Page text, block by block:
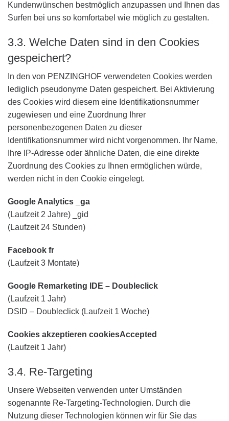
Kundenwünschen bestmöglich anzupassen und Ihnen das
Surfen bei uns so komfortabel wie möglich zu gestalten.
3.3. Welche Daten sind in den Cookies
gespeichert?
In den von PENZINGHOF verwendeten Cookies werden
lediglich pseudonyme Daten gespeichert. Bei Aktivierung
des Cookies wird diesem eine Identifikationsnummer
zugewiesen und eine Zuordnung Ihrer
personenbezogenen Daten zu dieser
Identifikationsnummer wird nicht vorgenommen. Ihr Name,
Ihre IP-Adresse oder ähnliche Daten, die eine direkte
Zuordnung des Cookies zu Ihnen ermöglichen würde,
werden nicht in den Cookie eingelegt.
Google Analytics _ga
(Laufzeit 2 Jahre) _gid
(Laufzeit 24 Stunden)
Facebook fr
(Laufzeit 3 Montate)
Google Remarketing IDE – Doubleclick
(Laufzeit 1 Jahr)
DSID – Doubleclick (Laufzeit 1 Woche)
Cookies akzeptieren cookiesAccepted
(Laufzeit 1 Jahr)
3.4. Re-Targeting
Unsere Webseiten verwenden unter Umständen
sogenannte Re-Targeting-Technologien. Durch die
Nutzung dieser Technologien können wir für Sie das